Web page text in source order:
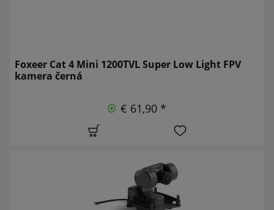
Foxeer Cat 4 Mini 1200TVL Super Low Light FPV
kamera černá
€ 61,90 *